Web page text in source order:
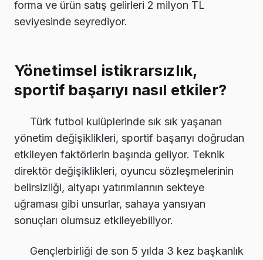
forma ve ürün satış gelirleri 2 milyon TL
seviyesinde seyrediyor.
Yönetimsel istikrarsızlık,
sportif başarıyı nasıl etkiler?
Türk futbol kulüplerinde sık sık yaşanan
yönetim değişiklikleri, sportif başarıyı doğrudan
etkileyen faktörlerin başında geliyor. Teknik
direktör değişiklikleri, oyuncu sözleşmelerinin
belirsizliği, altyapı yatırımlarının sekteye
uğraması gibi unsurlar, sahaya yansıyan
sonuçları olumsuz etkileyebiliyor.
Gençlerbirliği de son 5 yılda 3 kez başkanlık